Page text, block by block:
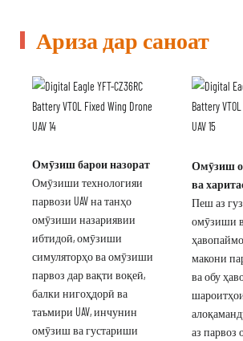
Ариза дар саноат
Омӯзиш барои назорат
Омӯзиши технологияи
парвози UAV на танҳо
омӯзиши назариявии
ибтидоӣ, омӯзиши
симуляторҳо ва омӯзиши
парвоз дар вақти воқеӣ,
балки нигоҳдорӣ ва
таъмири UAV, инчунин
омӯзиш ва густариши
Омӯзиш
ва
Пеш аз
омӯзиши
макони
ва обу
аз парвоз